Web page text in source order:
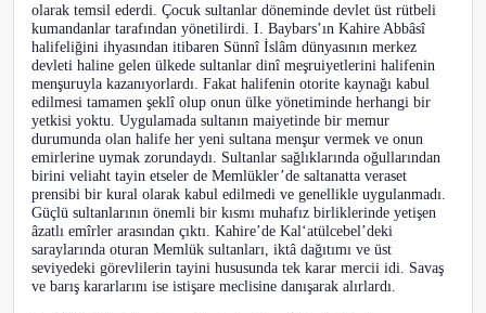
olarak temsil ederdi. Çocuk sultanlar döneminde devlet üst rütbeli
kumandanlar tarafından yönetilirdi. I. Baybars’ın Kahire Abbâsî
halifeliğini ihyasından itibaren Sünnî İslâm dünyasının merkez
devleti haline gelen ülkede sultanlar dinî meşruiyetlerini halifenin
menşuruyla kazanıyorlardı. Fakat halifenin otorite kaynağı kabul
edilmesi tamamen şeklî olup onun ülke yönetiminde herhangi bir
yetkisi yoktu. Uygulamada sultanın maiyetinde bir memur
durumunda olan halife her yeni sultana menşur vermek ve onun
emirlerine uymak zorundaydı. Sultanlar sağlıklarında oğullarından
birini veliaht tayin etseler de Memlükler’de saltanatta veraset
prensibi bir kural olarak kabul edilmedi ve genellikle uygulanmadı.
Güçlü sultanlarının önemli bir kısmı muhafız birliklerinde yetişen
âzatlı emîrler arasından çıktı. Kahire’de Kal‘atülcebel’deki
saraylarında oturan Memlük sultanları, iktâ dağıtımı ve üst
seviyedeki görevlilerin tayini hususunda tek karar mercii idi. Savaş
ve barış kararlarını ise istişare meclisine danışarak alırlardı.